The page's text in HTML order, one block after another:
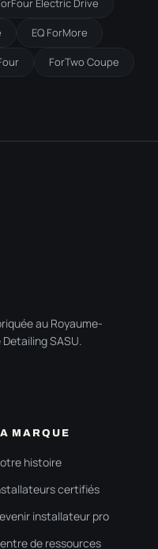
Electric Drive
EQ ForMore
ForTwo Coupe
au Royaume-
SASU.
MARQUE
histoire
certifiés
installateur pro
de ressources